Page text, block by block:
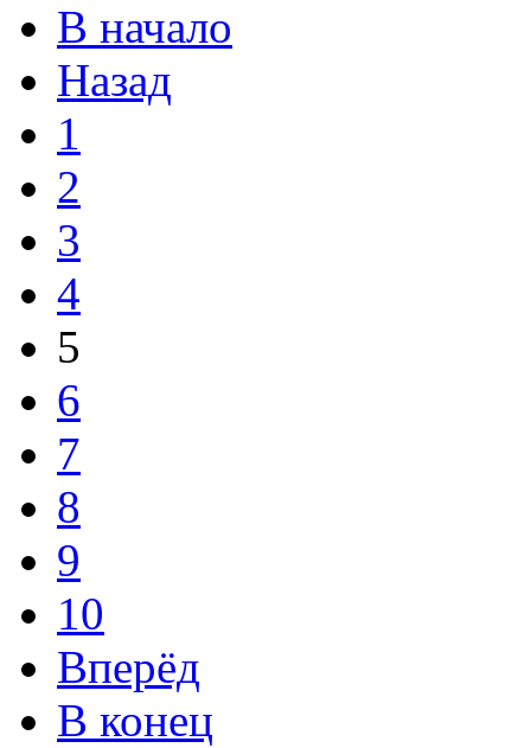
В начало
Назад
1
2
3
4
5
6
7
8
9
10
Вперёд
В конец